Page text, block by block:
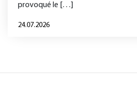
provoqué le […]
24.07.2026